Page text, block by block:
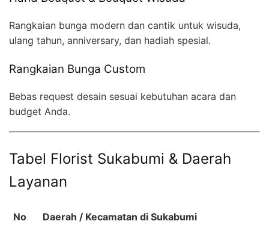
Rangkaian bunga modern dan cantik untuk wisuda,
ulang tahun, anniversary, dan hadiah spesial.
Rangkaian Bunga Custom
Bebas request desain sesuai kebutuhan acara dan
budget Anda.
Tabel Florist Sukabumi & Daerah
Layanan
No
Daerah / Kecamatan di Sukabumi